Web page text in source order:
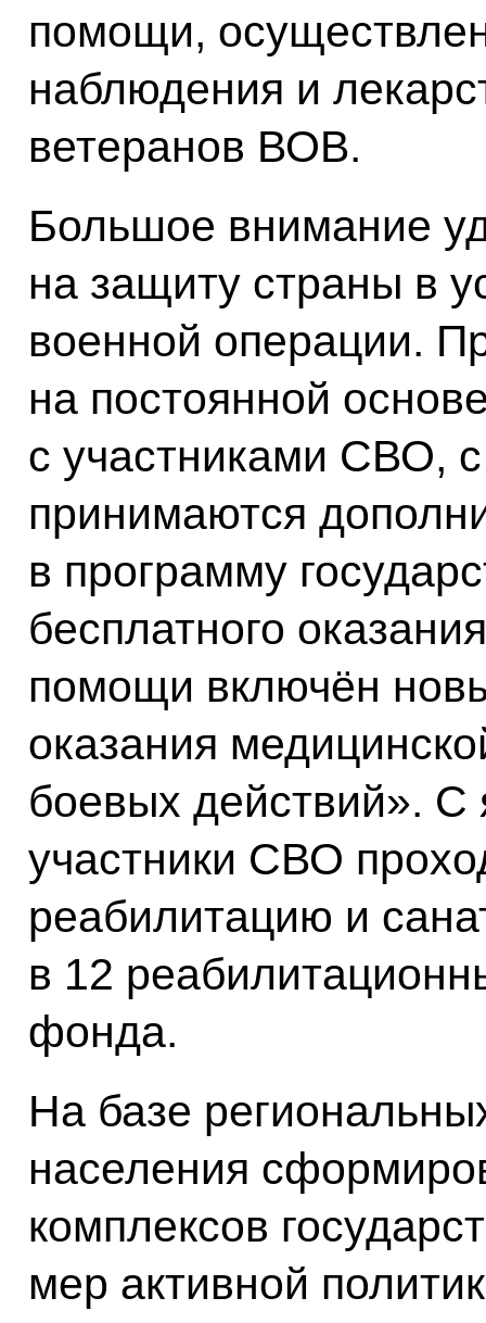
помощи,
наблюдения и
ветеранов ВОВ.
Большое внимание
на защиту страны в
военной операции.
на постоянной
с участниками СВО, с
принимаются
в программу
бесплатного
помощи включён
оказания
боевых действий». С
участники СВО
реабилитацию и
в 12
фонда.
На базе
населения
комплексов
мер активной